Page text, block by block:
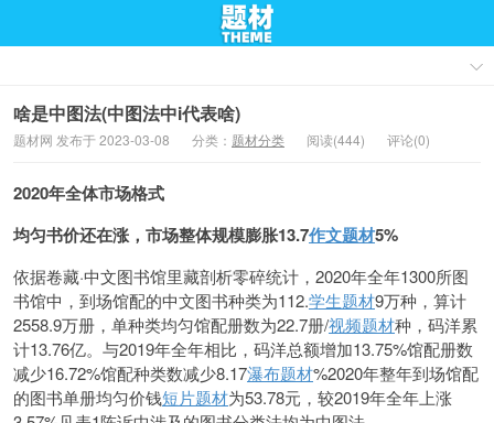
啥是中图法(中图法中i代表啥)
题材网 发布于 2023-03-08 分类： 题材分类 阅读(444) 评论(0)
2020年全体市场格式
均匀书价还在涨，市场整体规模膨胀13.7作文题材5%
依据卷藏·中文图书馆里藏剖析零碎统计，2020年全年1300所图
书馆中，到场馆配的中文图书种类为112.学生题材9万种，算计
2558.9万册，单种类均匀馆配册数为22.7册/视频题材种，码洋累
计13.76亿。与2019年全年相比，码洋总额增加13.75%馆配册数
减少16.72%馆配种类数减少8.17瀑布题材%2020年整年到场馆配
的图书单册均匀价钱短片题材为53.78元，较2019年全年上涨